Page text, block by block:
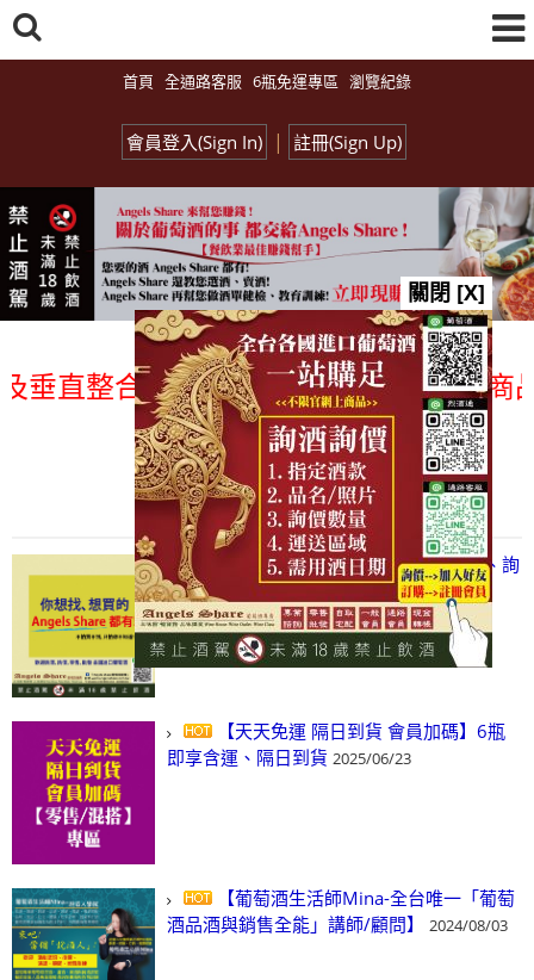
首頁 全通路客服 6瓶免運專區 瀏覽紀錄
會員登入(Sign In) | 註冊(Sign Up)
整合、一次購足」各國進口酒類商品
總覽-促銷&活動
all events
【凡酒問Angels Share】線上選酒、詢
(尋)酒、詢價、零售、批發，看這裡!
2024/03/01
【天天免運 隔日到貨 會員加碼】6瓶
即享含運、隔日到貨 2025/06/23
【葡萄酒生活師Mina-全台唯一「葡萄
酒品酒與銷售全能」講師/顧問】
2024/08/03
關閉 [X]